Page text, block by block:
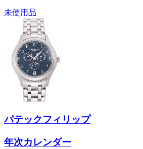
未使用品
パテックフィリップ
年次カレンダー